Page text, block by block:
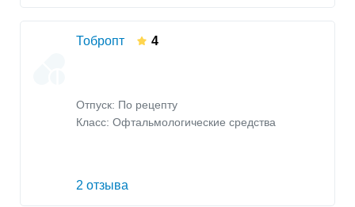
Тобропт 4
Отпуск: По рецепту
Класс: Офтальмологические средства
2 отзыва